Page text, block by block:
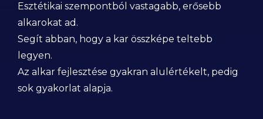
Esztétikai szempontból vastagabb, erősebb
alkarokat ad.
Segít abban, hogy a kar összképe teltebb
legyen.
Az alkar fejlesztése gyakran alulértékelt, pedig
sok gyakorlat alapja.